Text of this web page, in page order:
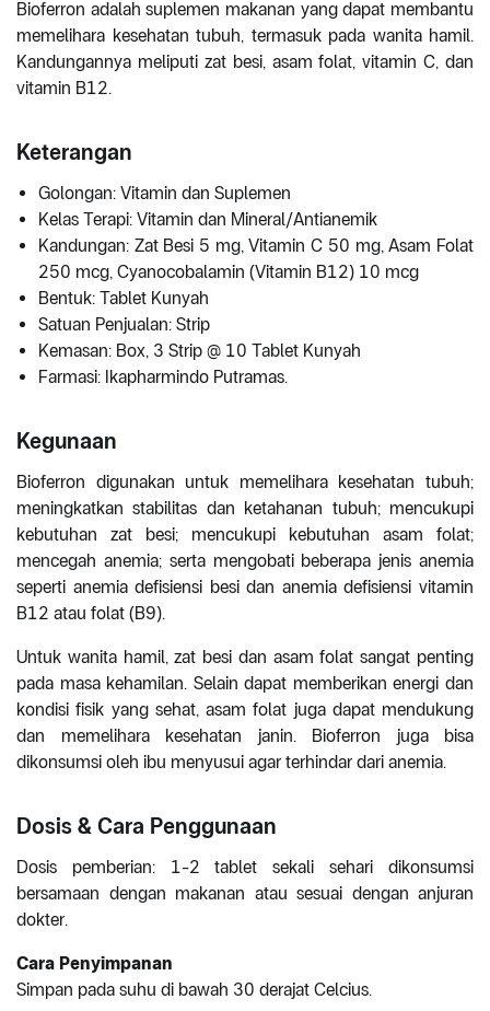
Bioferron adalah suplemen makanan yang dapat membantu
memelihara kesehatan tubuh, termasuk pada wanita hamil.
Kandungannya meliputi zat besi, asam folat, vitamin C, dan
vitamin B12.
Keterangan
Golongan: Vitamin dan Suplemen
Kelas Terapi: Vitamin dan Mineral/Antianemik
Kandungan: Zat Besi 5 mg, Vitamin C 50 mg, Asam Folat
250 mcg, Cyanocobalamin (Vitamin B12) 10 mcg
Bentuk: Tablet Kunyah
Satuan Penjualan: Strip
Kemasan: Box, 3 Strip @ 10 Tablet Kunyah
Farmasi: Ikapharmindo Putramas.
Kegunaan
Bioferron digunakan untuk memelihara kesehatan tubuh;
meningkatkan stabilitas dan ketahanan tubuh; mencukupi
kebutuhan zat besi; mencukupi kebutuhan asam folat;
mencegah anemia; serta mengobati beberapa jenis anemia
seperti anemia defisiensi besi dan anemia defisiensi vitamin
B12 atau folat (B9).
Untuk wanita hamil, zat besi dan asam folat sangat penting
pada masa kehamilan. Selain dapat memberikan energi dan
kondisi fisik yang sehat, asam folat juga dapat mendukung
dan memelihara kesehatan janin. Bioferron juga bisa
dikonsumsi oleh ibu menyusui agar terhindar dari anemia.
Dosis & Cara Penggunaan
Dosis pemberian: 1-2 tablet sekali sehari dikonsumsi
bersamaan dengan makanan atau sesuai dengan anjuran
dokter.
Cara Penyimpanan
Simpan pada suhu di bawah 30 derajat Celcius.